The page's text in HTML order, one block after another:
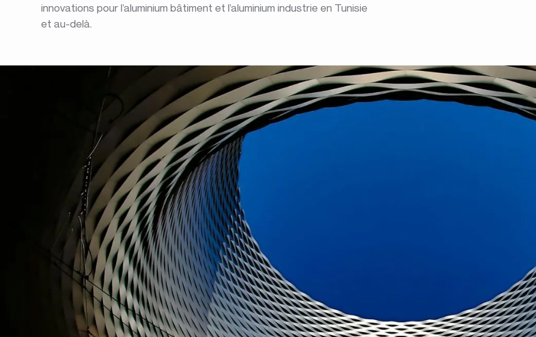
innovations pour l’aluminium bâtiment et l’aluminium industrie en Tunisie
et au-delà.